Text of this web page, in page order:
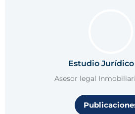
Estudio Jurídico
Asesor legal